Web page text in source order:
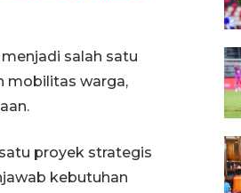
salah satu
mobilitas warga,
proyek strategis
kebutuhan